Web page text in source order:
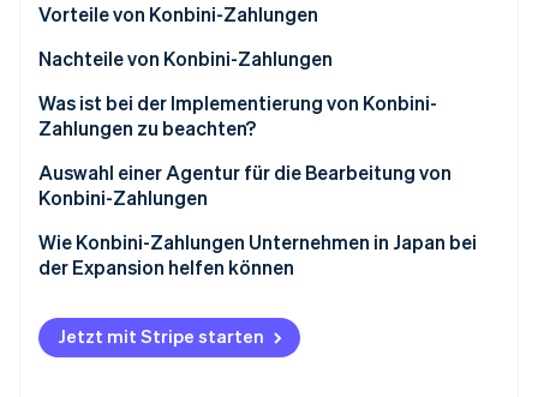
Vorteile von Konbini-Zahlungen
Verbessertes Vertrauen
Breiterer Kundenkreis
Einfachere Buchhaltung
Nachteile von Konbini-Zahlungen
Zahlungsfristen:
Zahlungslimit
Verschiedene Zahlungsverfahren
Was ist bei der Implementierung von Konbini-
Zahlungen zu beachten?
Klären Sie, wer die Transaktionsgebühr übernimmt
Achten Sie auf Gebührenänderungen
Berücksichtigen Sie die Kosten für Zahlungen für
kleine Beträge
Auswahl einer Agentur für die Bearbeitung von
Konbini-Zahlungen
Kosten
Zahlungsmethoden
Kostensenkung durch Sicherheitsmaßnahmen
Wie Konbini-Zahlungen Unternehmen in Japan bei
der Expansion helfen können
Jetzt mit Stripe starten